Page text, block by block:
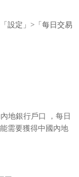
設定」>「每日交易
地銀行戶口 ，每日
需要獲得中國內地